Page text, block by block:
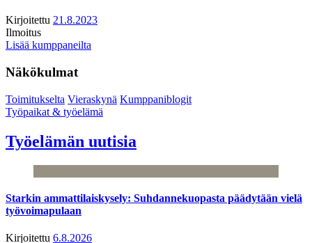
Kirjoitettu 21.8.2023
Ilmoitus
Lisää kumppaneilta
Näkökulmat
Toimitukselta Vieraskynä Kumppaniblogit
Työpaikat & työelämä
Työelämän uutisia
Starkin ammattilaiskysely: Suhdannekuopasta päädytään vielä
työvoimapulaan
Kirjoitettu 6.8.2026